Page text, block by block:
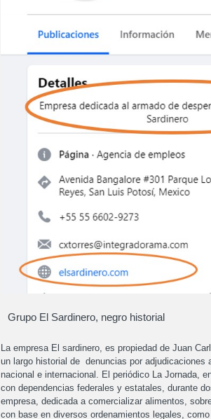
Grupo El Sardinero, negro historial
La empresa El sardinero, es propiedad de Juan
un largo historial de denuncias por
nacional e internacional. El periódico La Jornada,
con dependencias federales y estatales, durante
empresa, dedicada a comercializar alimentos,
con base en diversos ordenamientos legales,